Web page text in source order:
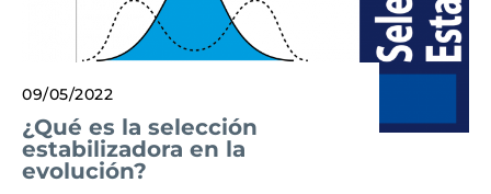
09/05/2022
¿Qué es la selección
estabilizadora en la
evolución?